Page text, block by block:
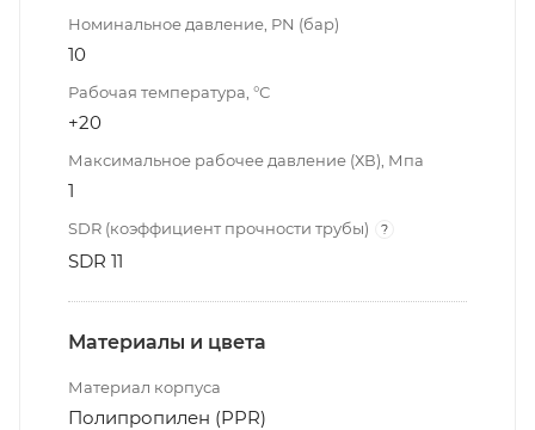
Номинальное давление, PN (бар)
10
Рабочая температура, °С
+20
Максимальное рабочее давление (ХВ), Мпа
1
SDR (коэффициент прочности трубы) ?
SDR 11
Материалы и цвета
Материал корпуса
Полипропилен (PPR)